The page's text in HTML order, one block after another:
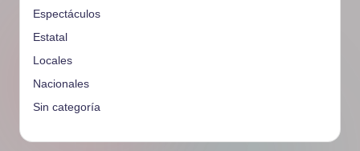
Espectáculos
Estatal
Locales
Nacionales
Sin categoría